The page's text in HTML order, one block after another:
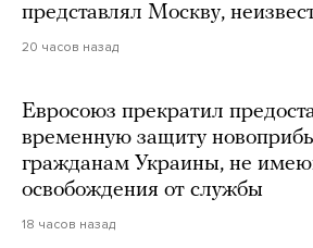
представлял Москву,
20 часов назад
Евросоюз прекратил
временную защиту
гражданам Украины, не
освобождения от службы
18 часов назад